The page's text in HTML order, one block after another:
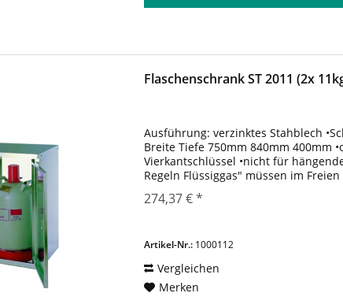
Flaschenschrank ST 2011 (2x
Ausführung: verzinktes Stahblech
Breite Tiefe 750mm 840mm 400mm
Vierkantschlüssel •nicht für
Regeln Flüssiggas" müssen im
Zugriff Unbefugter gesichert und
274,37 € *
Artikel-Nr.: 1000112
Vergleichen
Merken